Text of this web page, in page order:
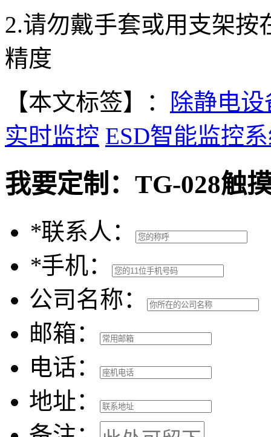
2.请勿戴手套或用支架按
精度
【本文标签】：
除静电设
实时监控 ESD智能监控
我要定制： TG-028触
*联系人：
*手机：
公司名称：
邮箱：
电话：
地址：